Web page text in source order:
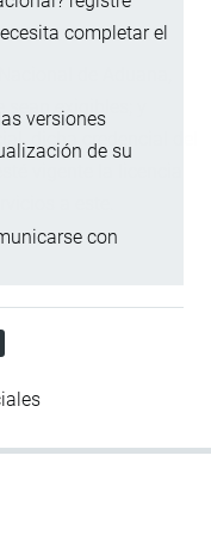
completar el
versiones
de su
con
de Aduana,
exigibles; y
dicha credencial del